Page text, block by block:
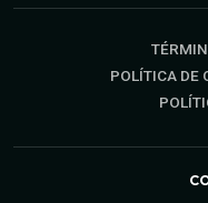
POLÍTICA DE